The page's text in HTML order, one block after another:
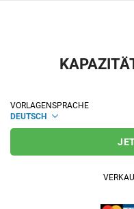
VORLAGENSPRACHE
DEUTSCH